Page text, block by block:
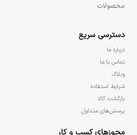
محصولات
دسترسی سریع
درباره ما
تماس با ما
وبلاگ
شرایط استفاده
بازگشت کالا
پرسش‌های متداول